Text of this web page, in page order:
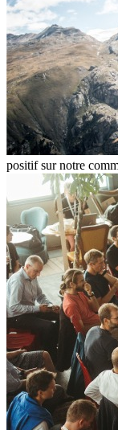
positif sur notre